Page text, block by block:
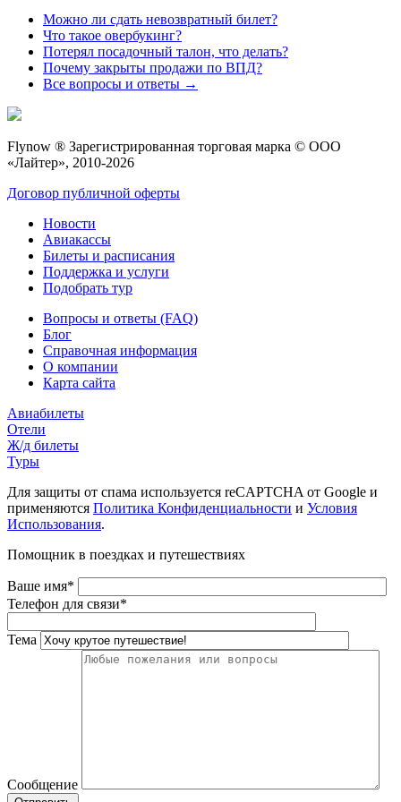
Можно ли сдать невозвратный билет?
Что такое овербукинг?
Потерял посадочный талон, что делать?
Почему закрыты продажи по ВПД?
Все вопросы и ответы →
Flynow ® Зарегистрированная торговая марка © ООО
«Лайтер», 2010-2026
Договор публичной оферты
Новости
Авиакассы
Билеты и расписания
Поддержка и услуги
Подобрать тур
Вопросы и ответы (FAQ)
Блог
Справочная информация
О компании
Карта сайта
Авиабилеты
Отели
Ж/д билеты
Туры
Для защиты от спама используется reCAPTCHA от Google и
применяются Политика Конфиденциальности и Условия
Использования.
Помощник в поездках и путешествиях
Ваше имя*
Телефон для связи*
Тема
Сообщение